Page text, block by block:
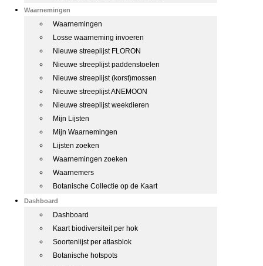
Waarnemingen
Waarnemingen
Losse waarneming invoeren
Nieuwe streeplijst FLORON
Nieuwe streeplijst paddenstoelen
Nieuwe streeplijst (korst)mossen
Nieuwe streeplijst ANEMOON
Nieuwe streeplijst weekdieren
Mijn Lijsten
Mijn Waarnemingen
Lijsten zoeken
Waarnemingen zoeken
Waarnemers
Botanische Collectie op de Kaart
Dashboard
Dashboard
Kaart biodiversiteit per hok
Soortenlijst per atlasblok
Botanische hotspots